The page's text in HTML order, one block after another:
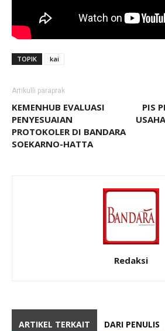
TOPIK kai
Artikulli paraprak
KEMENHUB EVALUASI
PENYESUAIAN
PROTOKOLER DI BANDARA
SOEKARNO-HATTA
PIS
Redaksi
ARTIKEL TERKAIT DARI PENULIS